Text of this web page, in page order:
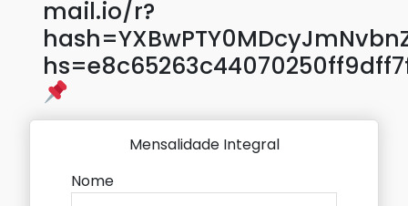
mail.io/r?
Mensalidade Integral
Nome